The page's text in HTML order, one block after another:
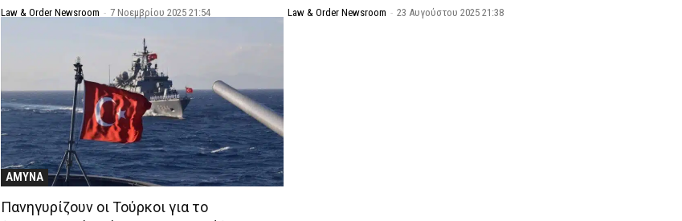
Law & Order Newsroom - 7 Νοεμβρίου 2025 21:54 Law & Order Newsroom - 23 Αυγούστου 2025 21:38
ΑΜΥΝΑ
Πανηγυρίζουν οι Τούρκοι για το